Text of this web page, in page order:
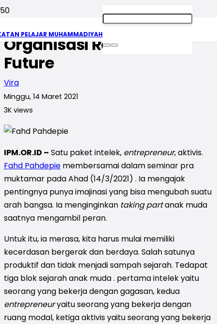
PELAJAR MUHAMMADIYAH
Fahd Pahdepie: Shifting
Organisasi Reframe the
Future
Vira
Minggu, 14 Maret 2021
3K views
IPM.OR.ID – Satu paket intelek, entrepreneur, aktivis.
Fahd Pahdepie membersamai dalam seminar pra
muktamar pada Ahad (14/3/2021) . Ia mengajak
pentingnya punya imajinasi yang bisa mengubah suatu
arah bangsa. Ia menginginkan taking partanak muda
saatnya mengambil peran.
Untuk itu, ia merasa, kita harus mulai memiliki
kecerdasan bergerak dan berdaya. Salah satunya
produktif dan tidak menjadi sampah sejarah. Tedapat
tiga blok sejarah anak muda . pertama intelek yaitu
seorang yang bekerja dengan gagasan, kedua
entrepreneuryaitu seorang yang bekerja dengan
ruang modal, ketiga aktivis yaitu seorang yang bekerja